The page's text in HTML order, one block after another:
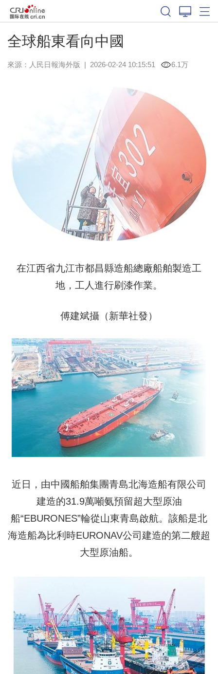
全球船東看向中國
來源： 人民日報海外版 | 2026-02-24 10:15:51 6.1万
在江西省九江市都昌縣造船總廠船舶製造工
地，工人進行刷漆作業。
傅建斌攝（新華社發）
近日，由中國船舶集團青島北海造船有限公司
建造的31.9萬噸氨預留超大型原油
船“EBURONES”輪從山東青島啟航。該船是北
海造船為比利時EURONAV公司建造的第二艘超
大型原油船。